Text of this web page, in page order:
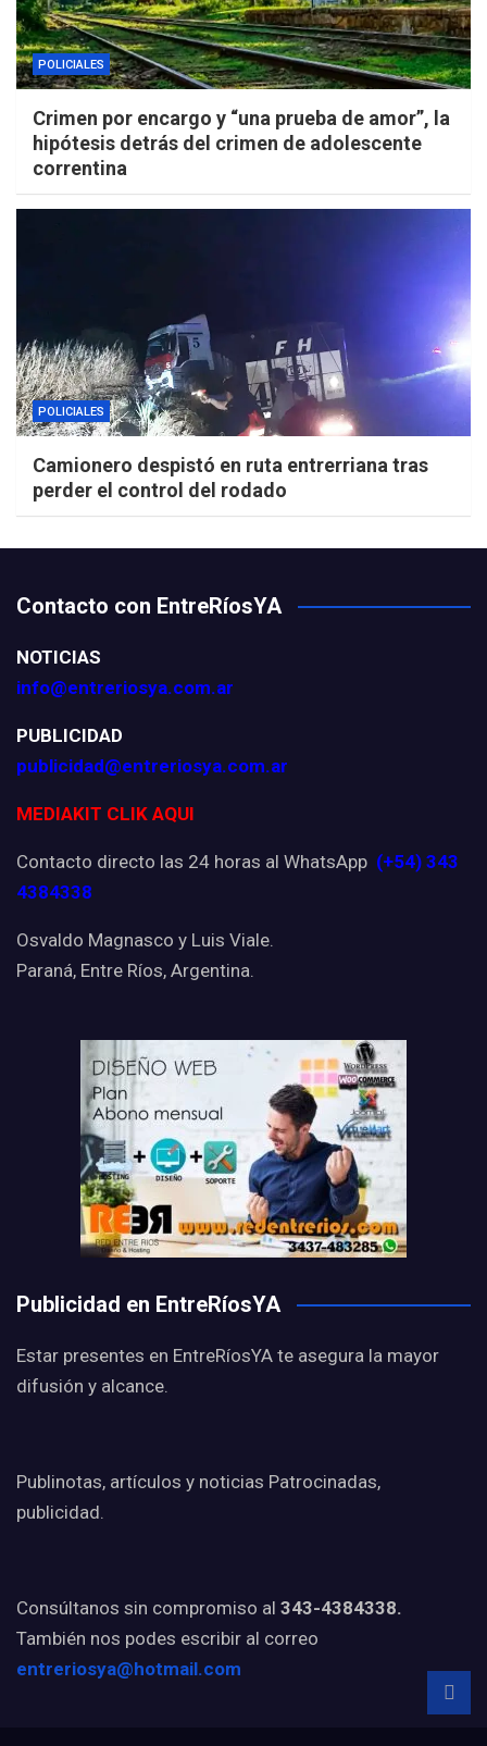
POLICIALES
Crimen por encargo y “una prueba de amor”, la
hipótesis detrás del crimen de adolescente
correntina
POLICIALES
Camionero despistó en ruta entrerriana tras
perder el control del rodado
Contacto con EntreRíosYA
NOTICIAS
info@entreriosya.com.ar
PUBLICIDAD
publicidad@entreriosya.com.ar
MEDIAKIT CLIK AQUI
Contacto directo las 24 horas al WhatsApp (+54) 343
4384338
Osvaldo Magnasco y Luis Viale.
Paraná, Entre Ríos, Argentina.
Publicidad en EntreRíosYA
Estar presentes en EntreRíosYA te asegura la mayor
difusión y alcance.
Publinotas, artículos y noticias Patrocinadas,
publicidad.
Consúltanos sin compromiso al 343-4384338.
También nos podes escribir al correo
entreriosya@hotmail.com